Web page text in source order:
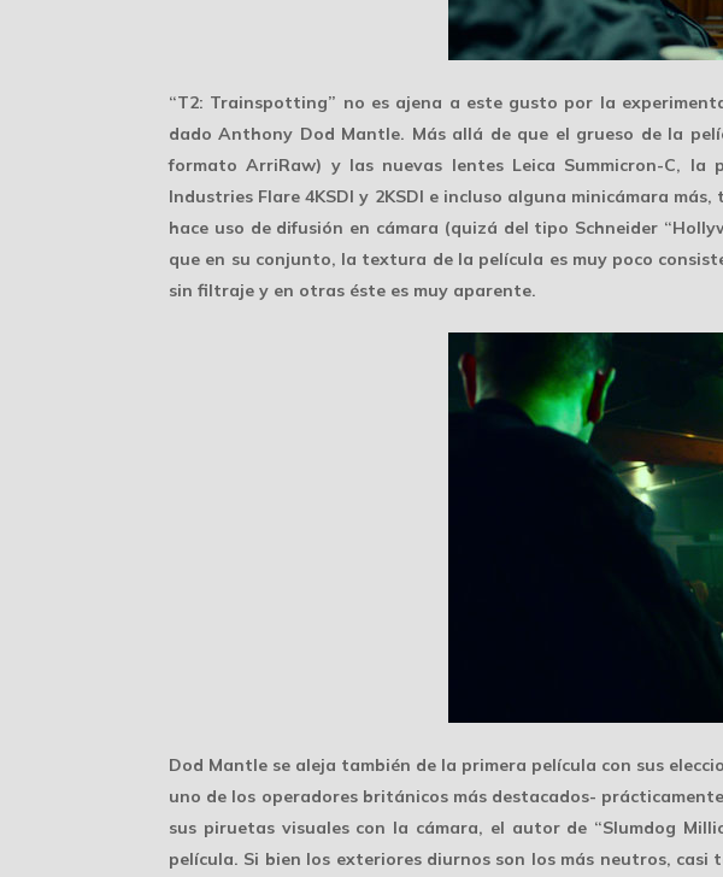
“T2: Trainspotting” no es ajena a este gusto por la
dado Anthony Dod Mantle. Más allá de que el grueso de la
formato ArriRaw) y las nuevas lentes Leica Summicron-C, la
Industries Flare 4KSDI y 2KSDI e incluso alguna minicámara
hace uso de difusión en cámara (quizá del tipo Schneider
que en su conjunto, la textura de la película es muy poco
sin filtraje y en otras éste es muy aparente.
Dod Mantle se aleja también de la primera película con sus
uno de los operadores británicos más destacados-
sus piruetas visualescon la cámara, el autor de “Slumdog
película. Si bien los exteriores diurnos son los más neutros,